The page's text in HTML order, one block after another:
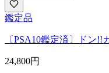
鑑定品
〔PSA10鑑定済〕ドン
24,800円